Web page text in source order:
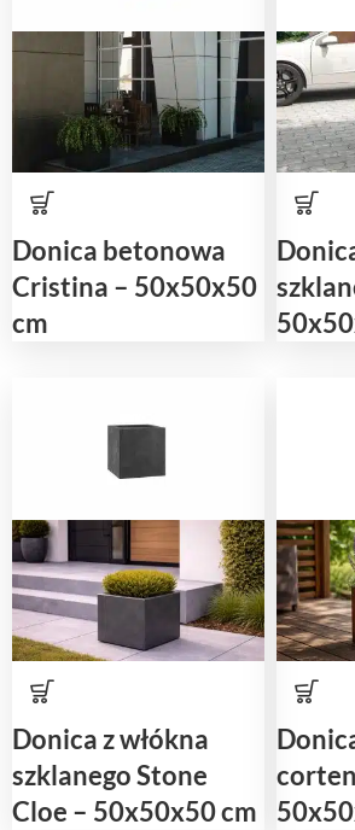
Donica betonowa
Cristina – 50x50x50
cm
Donica z włókna
szklanego Stone
Cloe – 50x50x50 cm